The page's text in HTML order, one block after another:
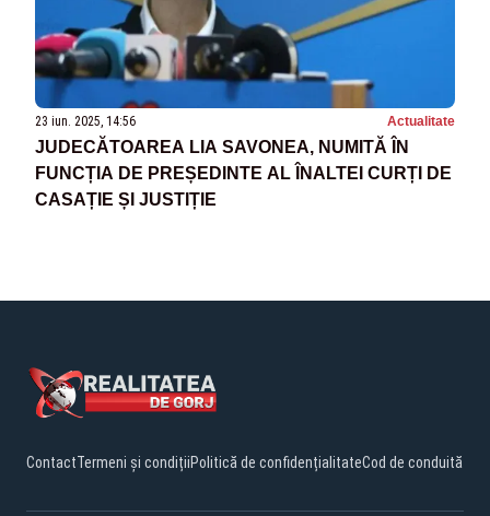
23 iun. 2025, 14:56 Actualitate
JUDECĂTOAREA LIA SAVONEA, NUMITĂ ÎN
FUNCȚIA DE PREȘEDINTE AL ÎNALTEI CURȚI DE
CASAȚIE ȘI JUSTIȚIE
ContactTermeni și condițiiPolitică de confidențialitateCod de conduită